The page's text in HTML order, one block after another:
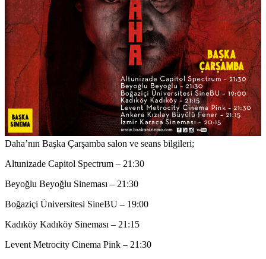
Daha’nın Başka Çarşamba salon ve seans bilgileri;
Altunizade Capitol Spectrum – 21:30
Beyoğlu Beyoğlu Sineması – 21:30
Boğaziçi Üniversitesi SineBU – 19:00
Kadıköy Kadıköy Sineması – 21:15
Levent Metrocity Cinema Pink – 21:30